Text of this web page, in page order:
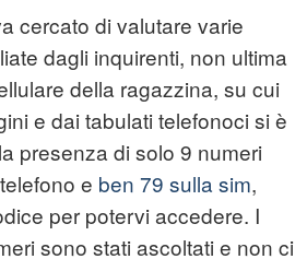
cercato di valutare varie
dagli inquirenti, non ultima
della ragazzina, su cui
e dai tabulati telefonoci si è
presenza di solo 9 numeri
e ben 79 sulla sim,
per potervi accedere. I
sono stati ascoltati e non ci